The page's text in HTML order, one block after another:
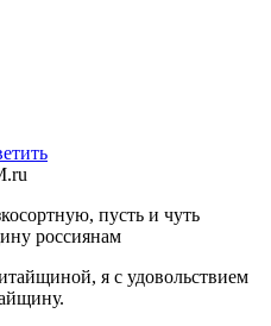
пусть и чуть
россиянам
я с удовольствием